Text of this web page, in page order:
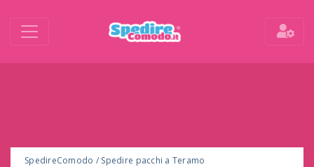
SpedireComodo / Spedire pacchi a Teramo